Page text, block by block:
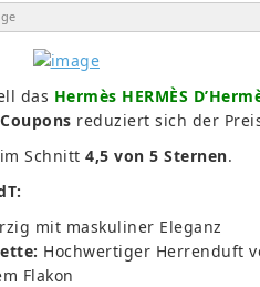
das Hermès HERMÈS
reduziert sich der
Schnitt 4,5 von 5 Sternen.
mit maskuliner Eleganz
Hochwertiger Herrenduft
Flakon